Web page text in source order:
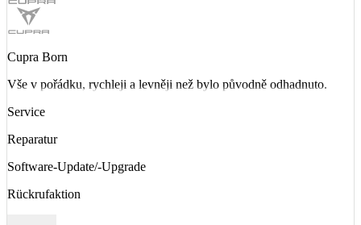
Cupra Born
Vše v pořádku, rychleji a levněji než bylo původně odhadnuto.
Service
Reparatur
Software-Update/-Upgrade
Rückrufaktion